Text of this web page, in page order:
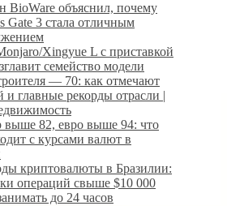
BioWare объяснил, почему
Gate 3 стала отличным
Xingyue L с приставкой
семейство модели
— 70: как отмечают
и главные рекорды отрасли |
выше 82, евро выше 94: что
с курсами валют в
криптовалюты в Бразилии:
операций свыше $10 000
до 24 часов